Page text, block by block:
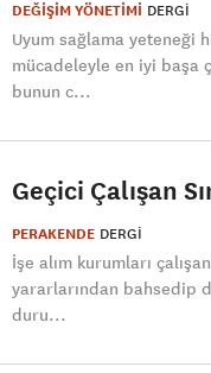
DEĞİŞİM YÖNETİMİ DERGI
Uyum sağlama yeteneği
mücadeleyle en iyi başa
bunun c...
Geçici Çalışan
PERAKENDE DERGI
İşe alım kurumları
yararlarından bahsedip
duru...